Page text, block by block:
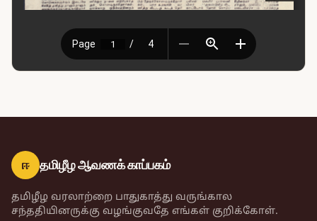
ஈ தமிழீழ ஆவணக் காப்பகம்
தமிழீழ வரலாற்றை பாதுகாத்து வருங்கால
சந்ததியினருக்கு வழங்குவதே எங்கள் குறிக்கோள்.